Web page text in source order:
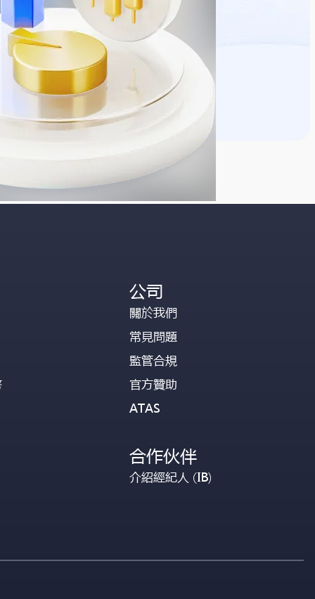
公司
關於我們
常見問題
監管合規
官方贊助
ATAS
合作伙伴
介紹經紀人 (IB)